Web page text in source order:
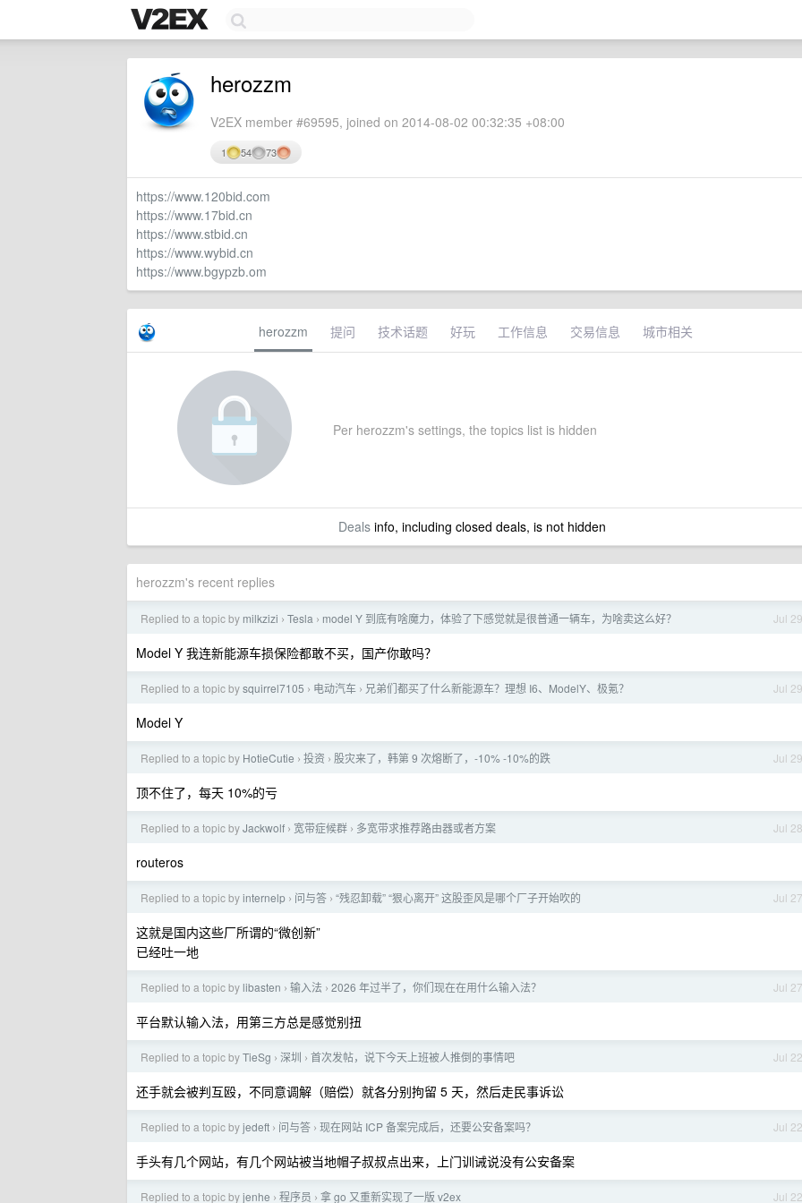
herozzm
V2EX member #69595, joined on 2014-08-02 00:32:35 +08:00
1 54 73
https://www.120bid.com
https://www.17bid.cn
https://www.stbid.cn
https://www.wybid.cn
https://www.bgypzb.om
herozzm 提问 技术话题 好玩 工作信息 交易信息 城市相关
Per herozzm's settings, the topics list is hidden
Dealsinfo, including closed deals, is not hidden
herozzm's recent replies
Jul 29
Replied to a topic by milkzizi › Tesla › model Y 到底有啥魔力，体验了下感觉就是很普通一辆车，为啥卖这么好？
Model Y 我连新能源车损保险都敢不买，国产你敢吗？
Jul 29
Replied to a topic bysquirrel7105 › 电动汽车 › 兄弟们都买了什么新能源车？理想 I6、ModelY、极氪？
Model Y
Jul 29
Replied to a topic by HotieCutie › 投资 › 股灾来了，韩第 9 次熔断了，-10% -10%的跌
顶不住了，每天 10%的亏
Jul 28
Replied to a topic byJackwolf › 宽带症候群 › 多宽带求推荐路由器或者方案
routeros
Jul 27
Replied to a topic byinternelp › 问与答 › “残忍卸载” “狠心离开” 这股歪风是哪个厂子开始吹的
这就是国内这些厂所谓的“微创新”
已经吐一地
Jul 27
Replied to a topic by libasten › 输入法 › 2026 年过半了，你们现在在用什么输入法？
平台默认输入法，用第三方总是感觉别扭
Jul 22
Replied to a topic byTieSg › 深圳 › 首次发帖，说下今天上班被人推倒的事情吧
还手就会被判互殴，不同意调解（赔偿）就各分别拘留 5 天，然后走民事诉讼
Jul 22
Replied to a topic byjedeft › 问与答 › 现在网站 ICP 备案完成后，还要公安备案吗？
手头有几个网站，有几个网站被当地帽子叔叔点出来，上门训诫说没有公安备案
Jul 22
Replied to a topic byjenhe › 程序员 › 拿 go 又重新实现了一版 v2ex